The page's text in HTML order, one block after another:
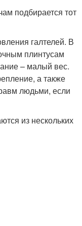
подбирается тот
галтелей. В
плинтусам
– малый вес.
а также
людьми, если
из нескольких